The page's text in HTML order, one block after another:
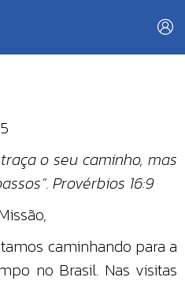
o seu caminho, mas
Provérbios 16:9
caminhando para a
no Brasil. Nas visitas